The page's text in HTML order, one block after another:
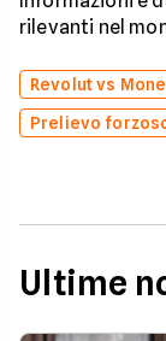
rilevanti nel
Revolut vs
Prelievo
Ultime